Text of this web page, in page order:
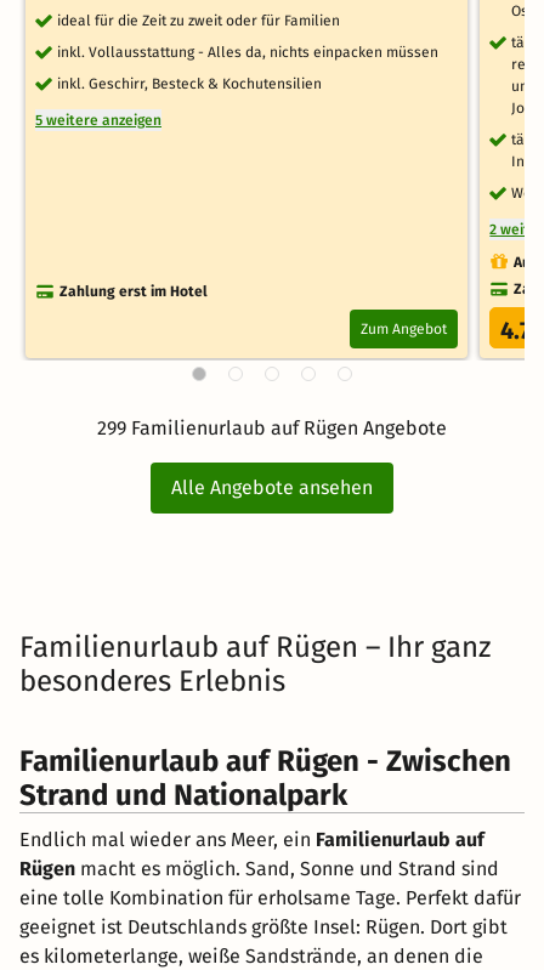
ideal für die Zeit zu zweit oder für Familien
inkl. Vollausstattung - Alles da, nichts einpacken müssen
inkl. Geschirr, Besteck & Kochutensilien
5 weitere anzeigen
Zahlung erst im Hotel
Zum Angebot
und
2
4.7
299 Familienurlaub auf Rügen Angebote
Alle Angebote ansehen
Familienurlaub auf Rügen – Ihr ganz
besonderes Erlebnis
Familienurlaub auf Rügen - Zwischen
Strand und Nationalpark
Endlich mal wieder ans Meer, ein Familienurlaub auf
Rügen macht es möglich. Sand, Sonne und Strand sind
eine tolle Kombination für erholsame Tage. Perfekt dafür
geeignet ist Deutschlands größte Insel: Rügen. Dort gibt
es kilometerlange, weiße Sandstrände, an denen die